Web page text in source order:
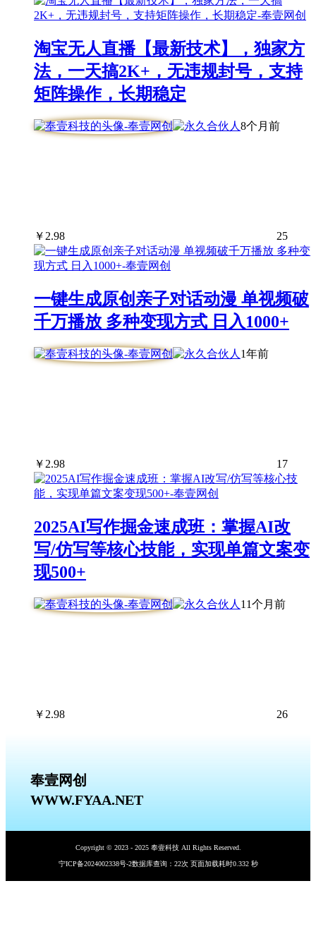
淘宝无人直播【最新技术】，独家方
法，一天搞2K+，无违规封号，支持
矩阵操作，长期稳定
8个月前
￥ 2.98 25
一键生成原创亲子对话动漫 单视频破
千万播放 多种变现方式 日入1000+
1年前
￥ 2.98 17
2025AI写作掘金速成班：掌握AI改
写/仿写等核心技能，实现单篇文案变
现500+
11个月前
￥ 2.98 26
奉壹网创
WWW.FYAA.NET
Copyright © 2023 - 2025 奉壹科技 All Rights Reserved.
宁ICP备2024002338号-2数据库查询：22次 页面加载耗时0.332 秒